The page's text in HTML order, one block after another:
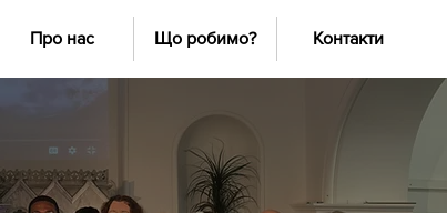
Про нас Що робимо? Контакти